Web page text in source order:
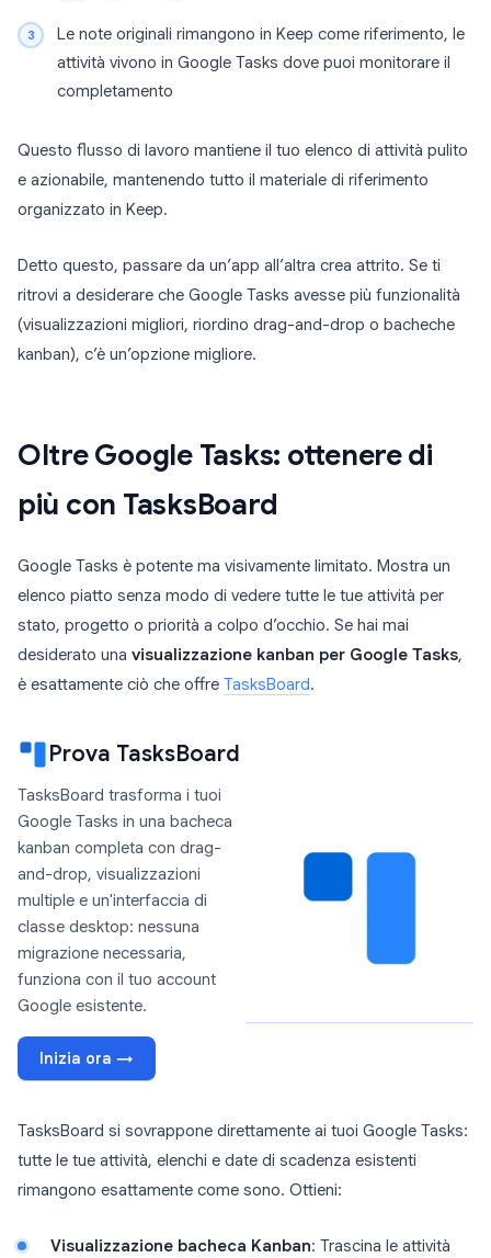
Le note originali rimangono in Keep come riferimento, le
attività vivono in Google Tasks dove puoi monitorare il
completamento
Questo flusso di lavoro mantiene il tuo elenco di attività pulito
e azionabile, mantenendo tutto il materiale di riferimento
organizzato in Keep.
Detto questo, passare da un’app all’altra crea attrito. Se ti
ritrovi a desiderare che Google Tasks avesse più funzionalità
(visualizzazioni migliori, riordino drag-and-drop o bacheche
kanban), c’è un’opzione migliore.
Oltre Google Tasks: ottenere di
più con TasksBoard
Google Tasks è potente ma visivamente limitato. Mostra un
elenco piatto senza modo di vedere tutte le tue attività per
stato, progetto o priorità a colpo d’occhio. Se hai mai
desiderato una visualizzazione kanban per Google Tasks,
è esattamente ciò che offre TasksBoard.
Prova TasksBoard
TasksBoard trasforma i tuoi
Google Tasks in una bacheca
kanban completa con drag-
and-drop, visualizzazioni
multiple e un'interfaccia di
classe desktop: nessuna
migrazione necessaria,
funziona con il tuo account
Google esistente.
Inizia ora →
TasksBoard si sovrappone direttamente ai tuoi Google Tasks:
tutte le tue attività, elenchi e date di scadenza esistenti
rimangono esattamente come sono. Ottieni:
Visualizzazione bacheca Kanban: Trascina le attività